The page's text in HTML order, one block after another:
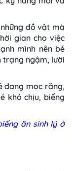
đồ vật mà
gian cho việc
mình nên bé
trạng ngậm, lười
đang mọc răng,
khó chịu, biếng
ăn sinh lý ở